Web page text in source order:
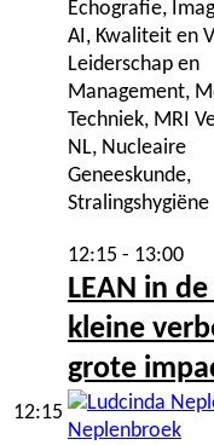
Echografie,
AI, Kwaliteit en
Leiderschap en
Management,
Techniek, MRI
NL, Nucleaire
Geneeskunde,
Stralingshygiëne
12:15
12:15 - 13:00
LEAN in
kleine
grote
Neplenbroek